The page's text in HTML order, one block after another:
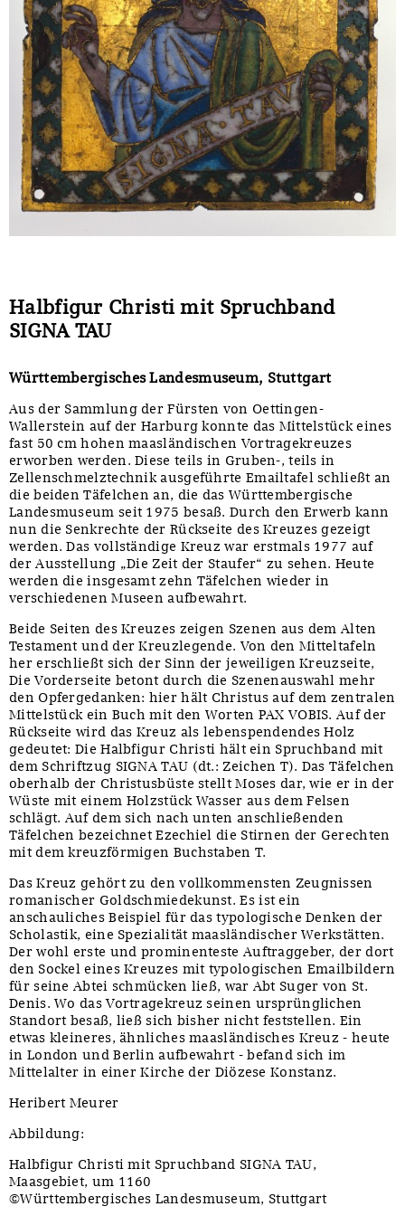
Halbfigur Christi mit Spruchband
SIGNA TAU
Württembergisches Landesmuseum, Stuttgart
Aus der Sammlung der Fürsten von Oettingen-
Wallerstein auf der Harburg konnte das Mittelstück eines
fast 50 cm hohen maasländischen Vortragekreuzes
erworben werden. Diese teils in Gruben-, teils in
Zellenschmelztechnik ausgeführte Emailtafel schließt an
die beiden Täfelchen an, die das Württembergische
Landesmuseum seit 1975 besaß. Durch den Erwerb kann
nun die Senkrechte der Rückseite des Kreuzes gezeigt
werden. Das vollständige Kreuz war erstmals 1977 auf
der Ausstellung „Die Zeit der Staufer“ zu sehen. Heute
werden die insgesamt zehn Täfelchen wieder in
verschiedenen Museen aufbewahrt.
Beide Seiten des Kreuzes zeigen Szenen aus dem Alten
Testament und der Kreuzlegende. Von den Mitteltafeln
her erschließt sich der Sinn der jeweiligen Kreuzseite,
Die Vorderseite betont durch die Szenenauswahl mehr
den Opfergedanken: hier hält Christus auf dem zentralen
Mittelstück ein Buch mit den Worten PAX VOBIS. Auf der
Rückseite wird das Kreuz als lebenspendendes Holz
gedeutet: Die Halbfigur Christi hält ein Spruchband mit
dem Schriftzug SIGNA TAU (dt.: Zeichen T). Das Täfelchen
oberhalb der Christusbüste stellt Moses dar, wie er in der
Wüste mit einem Holzstück Wasser aus dem Felsen
schlägt. Auf dem sich nach unten anschließenden
Täfelchen bezeichnet Ezechiel die Stirnen der Gerechten
mit dem kreuzförmigen Buchstaben T.
Das Kreuz gehört zu den vollkommensten Zeugnissen
romanischer Goldschmiedekunst. Es ist ein
anschauliches Beispiel für das typologische Denken der
Scholastik, eine Spezialität maasländischer Werkstätten.
Der wohl erste und prominenteste Auftraggeber, der dort
den Sockel eines Kreuzes mit typologischen Emailbildern
für seine Abtei schmücken ließ, war Abt Suger von St.
Denis. Wo das Vortragekreuz seinen ursprünglichen
Standort besaß, ließ sich bisher nicht feststellen. Ein
etwas kleineres, ähnliches maasländisches Kreuz - heute
in London und Berlin aufbewahrt - befand sich im
Mittelalter in einer Kirche der Diözese Konstanz.
Heribert Meurer
Abbildung:
Halbfigur Christi mit Spruchband SIGNA TAU,
Maasgebiet, um 1160
©Württembergisches Landesmuseum, Stuttgart
Sonstiges